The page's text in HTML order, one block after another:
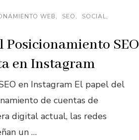
WEB SEO
SOCIAL
Posicionamiento SEO
en Instagram
en Instagram El papel del
de cuentas de
digital actual, las redes
un …